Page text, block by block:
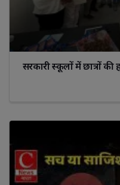
सरकारी स्कूलों में छात्रों